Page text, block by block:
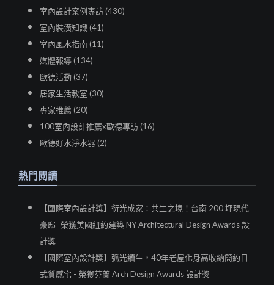
室內設計案例專訪 (430)
室內裝潢知識 (41)
室內風水指南 (11)
媒體報導 (134)
歐德活動 (37)
居家生活教室 (30)
專家推薦 (20)
100室內設計推薦x歐德專訪 (16)
歐德好水淨水器 (2)
熱門閱讀
【國際室內設計獎】衍光成家：共生之境！台南 200 坪現代
豪邸 -榮獲美國紐約建築 NY Architectural Design Awards 設
計獎
【國際室內設計獎】弧光續生，40年老屋化身高收納簡約日
式質感宅 - 榮獲芬蘭 Arch Design Awards 設計獎